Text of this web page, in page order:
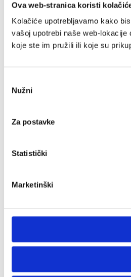
Ova web-stranica koristi
Kolačiće upotrebljavamo kako
vašoj upotrebi naše web-lokacije
koje ste im pružili ili koje su
pristanka
Nužni
Za postavke
Statistički
Marketinški